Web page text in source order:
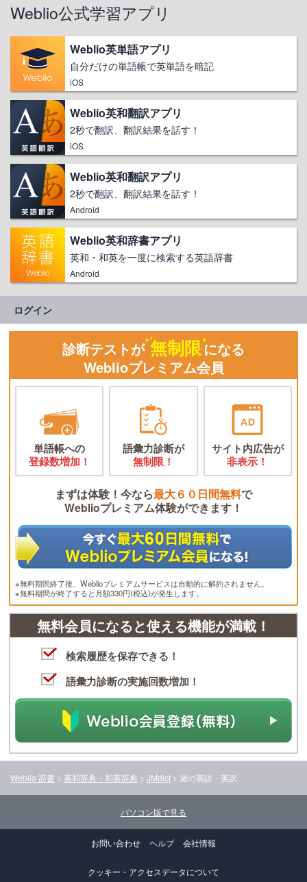
Weblio公式学習アプリ
Weblio英単語アプリ
自分だけの単語帳で英単語を暗記
iOS
Weblio英和翻訳アプリ
2秒で翻訳、翻訳結果を話す！
iOS
Weblio英和翻訳アプリ
2秒で翻訳、翻訳結果を話す！
Android
Weblio英和辞書アプリ
英和・和英を一度に検索する英語辞書
Android
ログイン
診断テストが 無制限になる
Weblioプレミアム会員
単語帳への
登録数増加！
語彙力診断が
無制限！
サイト内広告が
非表示！
まずは体験！今なら最大６０日間無料で
Weblioプレミアム体験ができます！
※無料期間終了後、Weblioプレミアムサービスは自動的に解約されません。
※無料期間が終了すると月額330円(税込)が発生します。
無料会員になると使える機能が満載！
検索履歴を保存できる！
語彙力診断の実施回数増加！
Weblio 辞書 > 英和辞典・和英辞典 > JMdict > 黛の英語・英訳
パソコン版で見る
お問い合わせ ヘルプ 会社情報
クッキー・アクセスデータについて